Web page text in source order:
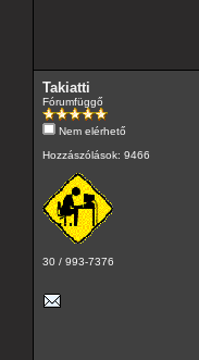
Takiatti
Fórumfüggő
Nem elérhető
Hozzászólások: 9466
30 / 993-7376